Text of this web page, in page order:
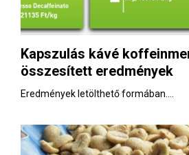
M
N
U
Kapszulás kávé
összesített eredmények
Eredmények letölthető formában....